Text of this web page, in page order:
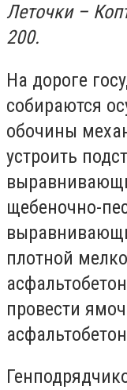
Леточки –
200.
На дороге
собираются
обочины
устроить
щебеночно-
плотной
провести